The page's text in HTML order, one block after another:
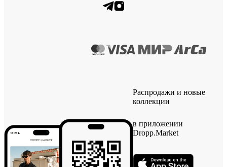
Распродажи и новые
коллекции
в приложении
Dropp.Market